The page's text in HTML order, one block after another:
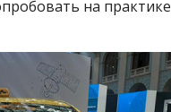
на практике